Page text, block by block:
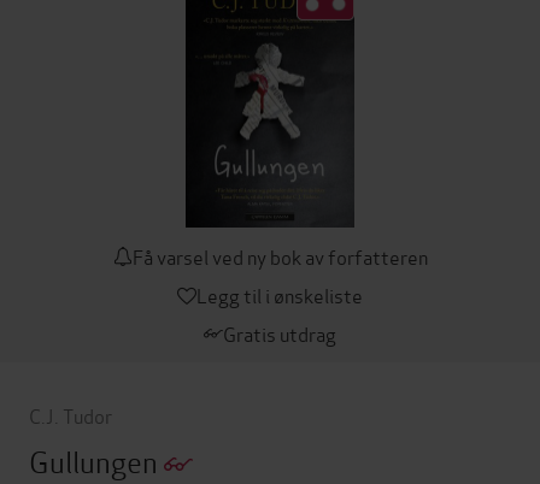
Få varsel ved ny bok av forfatteren
Legg til i ønskeliste
Gratis utdrag
C.J. Tudor
Gullungen